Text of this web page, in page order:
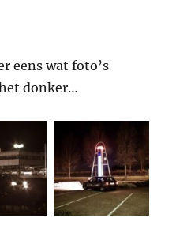
eens wat foto’s
donker…